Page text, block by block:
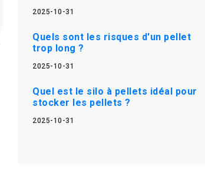
2025-10-31
Quels sont les risques d'un pellet
trop long ?
2025-10-31
Quel est le silo à pellets idéal pour
stocker les pellets ?
2025-10-31